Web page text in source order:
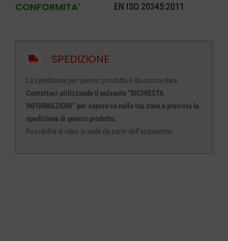
CONFORMITA' EN ISO 20345:2011
SPEDIZIONE
La spedizione per questo prodotto è da concordare.
Contattaci utilizzando il pulsante “RICHIESTA
INFORMAZIONI” per sapere se nella tua zona è prevista la
spedizione di questo prodotto.
Possibilità di ritiro in sede da parte dell’acquirente.